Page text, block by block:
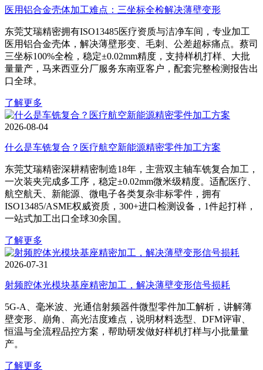
医用铝合金壳体加工难点：三坐标全检解决薄壁变形
东莞艾瑞精密拥有ISO13485医疗资质与洁净车间，专业加工
医用铝合金壳体，解决薄壁形变、毛刺、公差超标痛点。蔡司
三坐标100%全检，稳定±0.02mm精度，支持样机打样、大批
量量产，马来西亚分厂服务东南亚客户，配套完整检测报告出
口全球。
了解更多
2026-08-04
什么是车铣复合？医疗航空新能源精密零件加工方案
东莞艾瑞精密深耕精密制造18年，主营双主轴车铣复合加工，
一次装夹完成多工序，稳定±0.02mm微米级精度。适配医疗、
航空航天、新能源、微电子各类复杂非标零件，拥有
ISO13485/ASME权威资质，300+进口检测设备，1件起打样，
一站式加工出口全球30余国。
了解更多
2026-07-31
射频腔体光模块基座精密加工，解决薄壁变形信号损耗
5G‑A、毫米波、光通信射频器件微型零件加工解析，讲解薄
壁变形、崩角、高光洁度难点，说明材料选型、DFM评审、
恒温与全流程品控方案，帮助研发做好样机打样与小批量量
产。
了解更多